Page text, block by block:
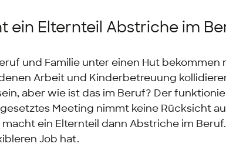
ein Elternteil Abstriche im
und Familie unter einen Hut bekommen
Arbeit und Kinderbetreuung
aber wie ist das im Beruf? Der
Meeting nimmt keine Rücksicht
ein Elternteil dann Abstriche im
Job hat.